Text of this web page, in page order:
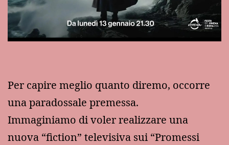
Per capire meglio quanto diremo, occorre
una paradossale premessa.
Immaginiamo di voler realizzare una
nuova “fiction” televisiva sui “Promessi